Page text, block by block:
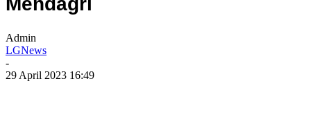
Admin
LGNews
-
29 April 2023 16:49